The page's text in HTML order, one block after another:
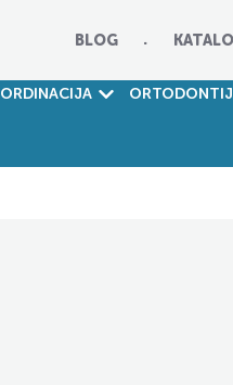
BLOG
ORDINACIJA